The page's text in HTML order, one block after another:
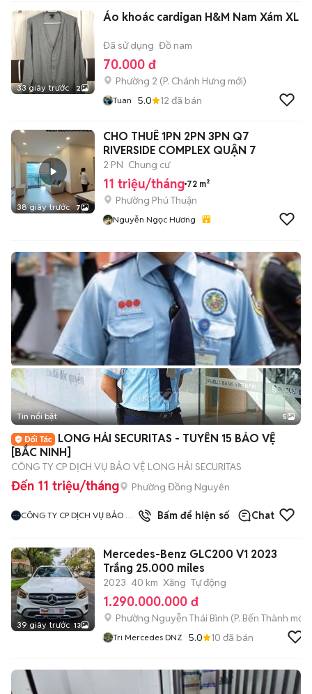
33 giây trước 2
Áo khoác cardigan H&M Nam Xám XL
Đã sử dụng Đồ nam
70.000 đ
Phường 2 (P. Chánh Hưng mới)
Tuan 5.0 12 đã bán
38 giây trước 7
CHO THUÊ 1PN 2PN 3PN Q7
RIVERSIDE COMPLEX QUẬN 7
2 PN Chung cư
11 triệu/tháng 72 m²
Phường Phú Thuận
Nguyễn Ngọc Hương
Tin nổi bật 5
LONG HẢI SECURITAS - TUYỂN 15 BẢO VỆ
[BẮC NINH]
CÔNG TY CP DỊCH VỤ BẢO VỆ LONG HẢI SECURITAS
Đến 11 triệu/tháng Phường Đồng Nguyên
CÔNG TY CP DỊCH VỤ BẢO VỆ
Bấm để hiện số Chat
39 giây trước 13
Mercedes-Benz GLC200 V1 2023
Trắng 25.000 miles
2023 40 km Xăng Tự động
1.290.000.000 đ
Phường Nguyễn Thái Bình (P. Bến Thành mới)
Tri Mercedes DNZ 5.0 10 đã bán